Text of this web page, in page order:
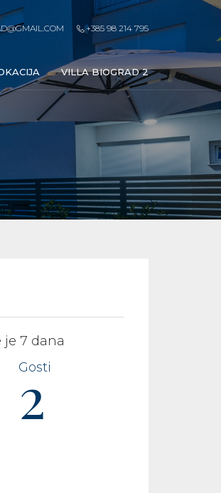
+385 98 214 795
VILLA BIOGRAD 2
7 dana
2